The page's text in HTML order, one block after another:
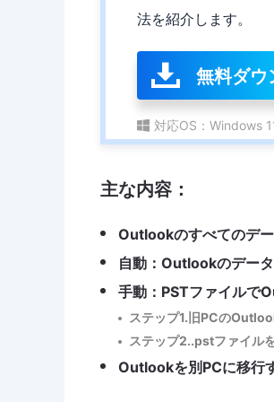
法を紹介します。
無料ダウ
対応OS：Windows
主な内容：
Outlookのすべてのデ
自動：Outlookのデー
手動：PSTファイルで
ステップ1.旧PCの
ステップ2..pstファイル
Outlookを別PCに移行